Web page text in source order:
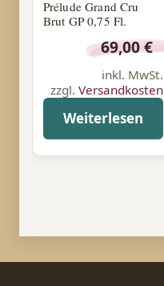
Prélude Grand Cru
Brut GP 0,75 Fl.
69,00€
inkl. MwSt.
zzgl.Versandkosten
Weiterlesen